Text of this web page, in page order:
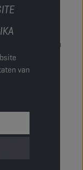
van
ten koste van
volgens de
in diverse
te